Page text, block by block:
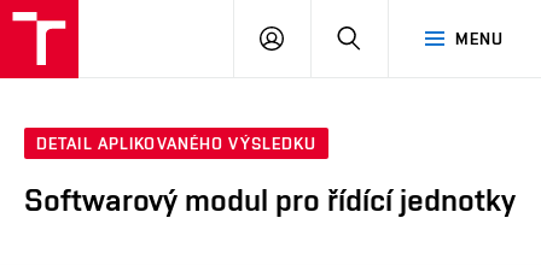
MENU
PŘIHLÁSIT
DETAIL APLIKOVANÉHO VÝSLEDKU
Softwarový modul pro řídící jednotky